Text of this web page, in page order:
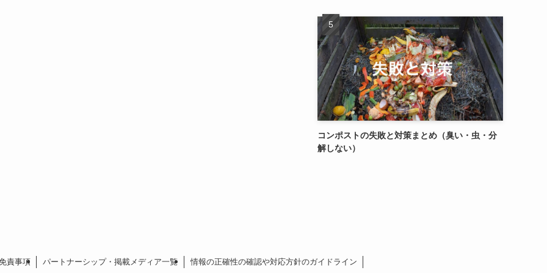
コンポストの失敗と対策まとめ（臭い・虫・分
解しない）
責事項 パートナーシップ・掲載メディア一覧 情報の正確性の確認や対応方針のガイドライン